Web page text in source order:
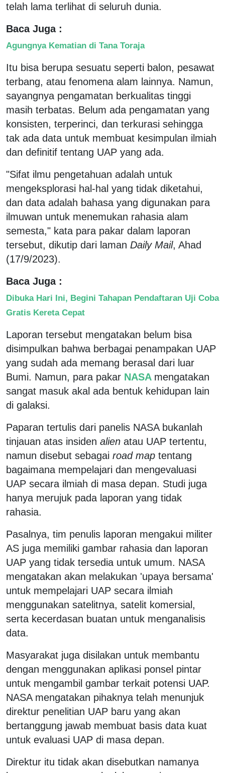
telah lama terlihat di seluruh dunia.
Baca Juga :
Agungnya Kematian di Tana Toraja
Itu bisa berupa sesuatu seperti balon, pesawat
terbang, atau fenomena alam lainnya. Namun,
sayangnya pengamatan berkualitas tinggi
masih terbatas. Belum ada pengamatan yang
konsisten, terperinci, dan terkurasi sehingga
tak ada data untuk membuat kesimpulan ilmiah
dan definitif tentang UAP yang ada.
"Sifat ilmu pengetahuan adalah untuk
mengeksplorasi hal-hal yang tidak diketahui,
dan data adalah bahasa yang digunakan para
ilmuwan untuk menemukan rahasia alam
semesta," kata para pakar dalam laporan
tersebut, dikutip dari laman Daily Mail, Ahad
(17/9/2023).
Baca Juga :
Dibuka Hari Ini, Begini Tahapan Pendaftaran Uji Coba
Gratis Kereta Cepat
Laporan tersebut mengatakan belum bisa
disimpulkan bahwa berbagai penampakan UAP
yang sudah ada memang berasal dari luar
Bumi. Namun, para pakar NASA mengatakan
sangat masuk akal ada bentuk kehidupan lain
di galaksi.
Paparan tertulis dari panelis NASA bukanlah
tinjauan atas insiden alien atau UAP tertentu,
namun disebut sebagai road map tentang
bagaimana mempelajari dan mengevaluasi
UAP secara ilmiah di masa depan. Studi juga
hanya merujuk pada laporan yang tidak
rahasia.
Pasalnya, tim penulis laporan mengakui militer
AS juga memiliki gambar rahasia dan laporan
UAP yang tidak tersedia untuk umum. NASA
mengatakan akan melakukan 'upaya bersama'
untuk mempelajari UAP secara ilmiah
menggunakan satelitnya, satelit komersial,
serta kecerdasan buatan untuk menganalisis
data.
Masyarakat juga disilakan untuk membantu
dengan menggunakan aplikasi ponsel pintar
untuk mengambil gambar terkait potensi UAP.
NASA mengatakan pihaknya telah menunjuk
direktur penelitian UAP baru yang akan
bertanggung jawab membuat basis data kuat
untuk evaluasi UAP di masa depan.
Direktur itu tidak akan disebutkan namanya